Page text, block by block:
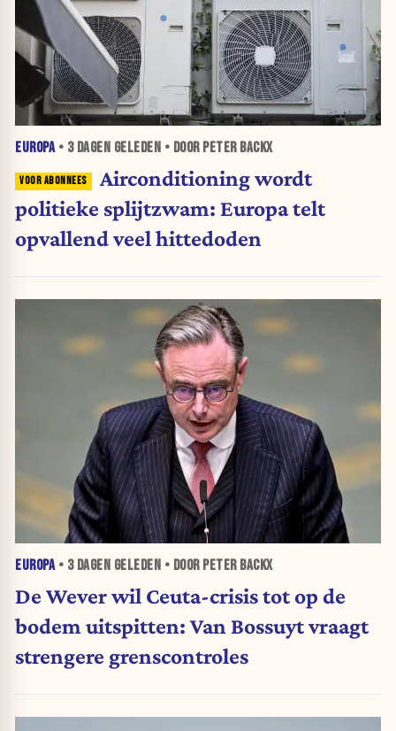
EUROPA• 3 DAGEN GELEDEN • DOOR PETER BACKX
Airconditioning wordt
politieke splijtzwam: Europa telt
opvallend veel hittedoden
EUROPA• 3 DAGEN GELEDEN • DOOR PETER BACKX
De Wever wil Ceuta-crisis tot op de
bodem uitspitten: Van Bossuyt vraagt
strengere grenscontroles